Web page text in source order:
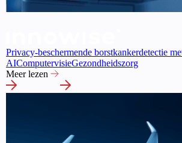
Privacy-beschermende borstkankerdetectie
AIComputervisieGezondheidszorg
Meer lezen